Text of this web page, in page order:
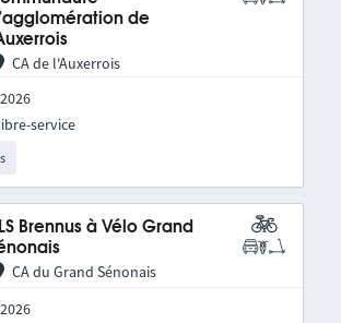
de
CA de l'Auxerrois
service
Brennus à Vélo Grand
CA du Grand Sénonais